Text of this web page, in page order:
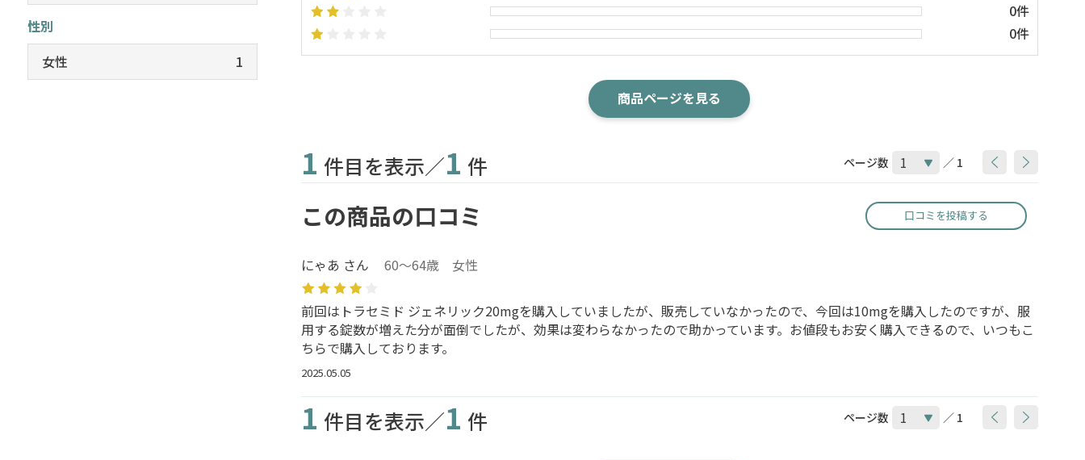
0件
0件
商品ページを見る
1 件目を表示／1 件 ページ数 ／ 1
この商品の口コミ 口コミを投稿する
にゃあ さん 60～64歳 女性
前回はトラセミド ジェネリック20mgを購入していましたが、販売していなかったので、今回は10mgを購入したのですが、服
用する錠数が増えた分が面倒でしたが、効果は変わらなかったので助かっています。お値段もお安く購入できるので、いつもこ
ちらで購入しております。
2025.05.05
1 件目を表示／1 件 ページ数 ／ 1
性別
女性
1